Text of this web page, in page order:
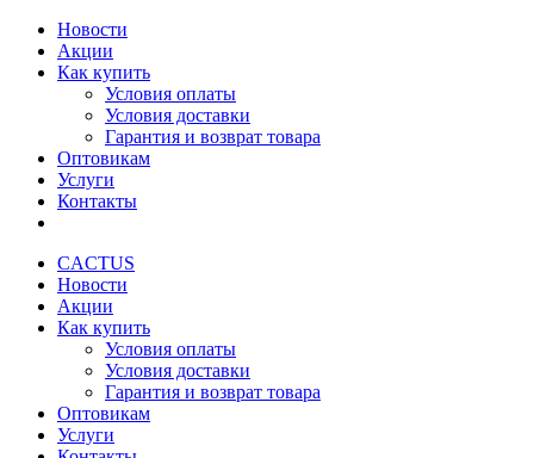
Новости
Акции
Как купить
Условия оплаты
Условия доставки
Гарантия и возврат товара
Оптовикам
Услуги
Контакты
CACTUS
Новости
Акции
Как купить
Условия оплаты
Условия доставки
Гарантия и возврат товара
Оптовикам
Услуги